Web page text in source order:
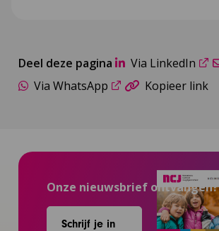
Deel deze pagina Via LinkedIn
Via WhatsApp
Kopieer link
Onze nieuwsbrief ontvangen?
Schrijf je in